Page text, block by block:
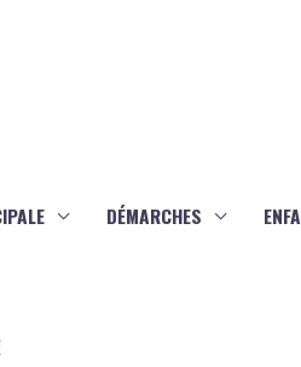
DÉMARCHES